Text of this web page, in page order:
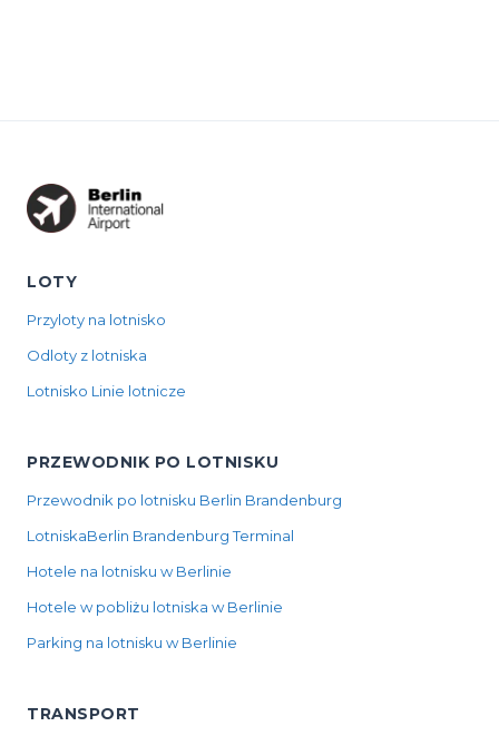
LOTY
Przyloty na lotnisko
Odloty z lotniska
Lotnisko Linie lotnicze
PRZEWODNIK PO LOTNISKU
Przewodnik po lotnisku Berlin Brandenburg
LotniskaBerlin Brandenburg Terminal
Hotele na lotnisku w Berlinie
Hotele w pobliżu lotniska w Berlinie
Parking na lotnisku w Berlinie
TRANSPORT